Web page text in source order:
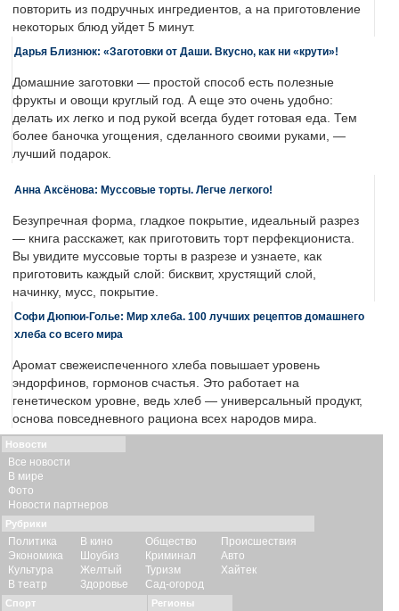
повторить из подручных ингредиентов, а на приготовление
некоторых блюд уйдет 5 минут.
Дарья Близнюк: «Заготовки от Даши. Вкусно, как ни «крути»!
Домашние заготовки — простой способ есть полезные
фрукты и овощи круглый год. А еще это очень удобно:
делать их легко и под рукой всегда будет готовая еда. Тем
более баночка угощения, сделанного своими руками, —
лучший подарок.
Анна Аксёнова: Муссовые торты. Легче легкого!
Безупречная форма, гладкое покрытие, идеальный разрез
— книга расскажет, как приготовить торт перфекциониста.
Вы увидите муссовые торты в разрезе и узнаете, как
приготовить каждый слой: бисквит, хрустящий слой,
начинку, мусс, покрытие.
Софи Дюпюи-Голье: Мир хлеба. 100 лучших рецептов домашнего
хлеба со всего мира
Аромат свежеиспеченного хлеба повышает уровень
эндорфинов, гормонов счастья. Это работает на
генетическом уровне, ведь хлеб — универсальный продукт,
основа повседневного рациона всех народов мира.
Новости
Все новости
В мире
Фото
Новости партнеров
Рубрики
Политика
Экономика
Культура
В театр
В кино
Шоубиз
Желтый
Здоровье
Общество
Криминал
Туризм
Сад-огород
Происшествия
Авто
Хайтек
Спорт Регионы